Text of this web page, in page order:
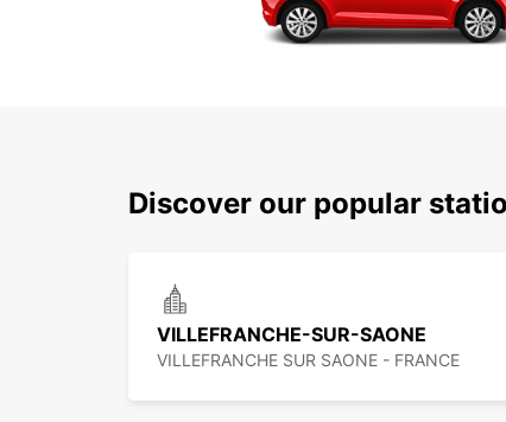
Discover our popular
VILLEFRANCHE-SUR-SAONE
VILLEFRANCHE SUR SAONE - FRANCE